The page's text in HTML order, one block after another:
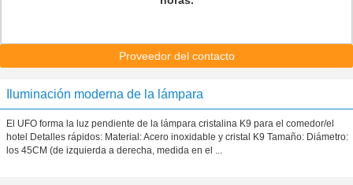
Proveedor del contacto
Iluminación moderna de la lámpara
El UFO forma la luz pendiente de la lámpara cristalina K9 para el comedor/el
hotel Detalles rápidos: Material: Acero inoxidable y cristal K9 Tamaño: Diámetro:
los 45CM (de izquierda a derecha, medida en el ...